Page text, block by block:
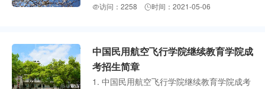
访问：2258 时间：2021-05-06
中国民用航空飞行学院继续教育学院成
考招生简章
1. 中国民用航空飞行学院继续教育学院成考